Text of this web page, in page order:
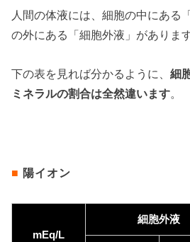
人間の体液には、細胞の中にある
の外にある「細胞外液」があります
下の表を見れば分かるように、細
ミネラルの割合は全然違います。
■ 陽イオン
mEq/L
細胞外液